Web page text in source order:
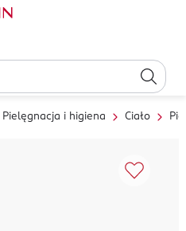
Pielęgnacja i higiena Ciało